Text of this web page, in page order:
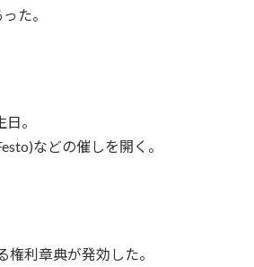
た。
。
などの催しを開く。
利章典が発効した。